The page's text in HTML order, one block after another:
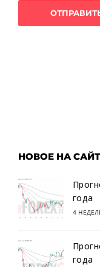
НОВОЕ НА
года
4
года